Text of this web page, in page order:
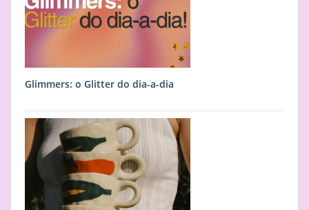
Glimmers: o Glitter do dia-a-dia